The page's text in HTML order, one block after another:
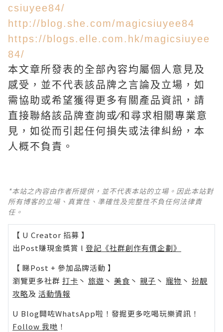
csiuyee84/
http://blog.she.com/magicsiuyee84
https://blogs.elle.com.hk/magicsiuyee
84/
本文章所發表的全部內容均屬個人意見及
感受，並不代表該品牌之言論及立場，如
需協助或希望獲得更多有關產品資訊，請
直接聯絡該品牌查詢或∕和尋求相關專業意
見，如從而引起任何損失或法律糾紛，本
人概不負責。
*本站之內容由作者所提供，並不代表本站的立場。因此本站對
所有博客的立場、真實性、準確性及完整性不負任何法律責
任。
【 U Creator 招募 】
出Post賺現金獎賞 l 登記《社群創作有價企劃》
【 睇Post + 參加品牌活動 】
瀏覽更多社群 打卡 丶 旅遊 丶 美食 丶 親子 丶 寵物 丶 扮靚
攻略及 活動情報
U Blog開咗WhatsApp啦！發掘更多吃喝玩樂資訊！
Follow 我哋 ！